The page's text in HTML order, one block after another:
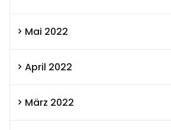
Mai 2022
April 2022
März 2022